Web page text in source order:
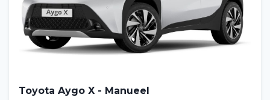
Toyota Aygo X - Manueel